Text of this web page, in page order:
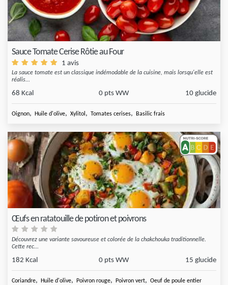
Sauce Tomate Cerise Rôtie au Four
1 avis
La sauce tomate est un classique indémodable de la cuisine, mais lorsqu'elle est
réalis...
68 Kcal 0 pts WW 10 glucide
Oignon, Huile d'olive, Xylitol , Tomates cerises, Basilic frais
Œufs en ratatouille de potiron et poivrons
Découvrez une variante savoureuse et colorée de la chakchouka traditionnelle.
Cette rec...
182 Kcal 0 pts WW 15 glucide
Coriandre, Huile d'olive, Poivron rouge, Poivron vert, Oeuf de poule entier